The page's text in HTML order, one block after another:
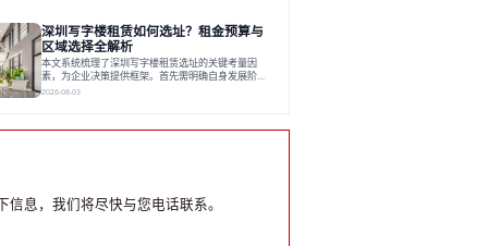
建服务生态助力企业成长，建议企业系统评估需求与
长期价值，选择匹配的发展载体。对于许多寻求在上
海松江区设立或扩展办公空间的企业而言，了解该区
域的写字楼市场概况是决策的首先
深圳写字楼租赁如何选址？租金预算与
区域选择全解析
本文系统梳理了深圳写字楼租赁选址的关键考量因
素，为企业决策提供框架。首先需明确自身发展阶
段、团队规模和文化特质等核心需求。深圳多中心商
业园注重生态与社群，适合文创、科技类企业。评估
2026-08-03
信息，我们将尽快与您电话联系。